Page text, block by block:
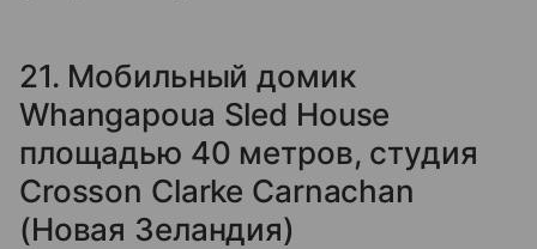
21. Мобильный домик
Whangapoua Sled House
площадью 40 метров, студия
Crosson Clarke Carnachan
(Новая Зеландия)